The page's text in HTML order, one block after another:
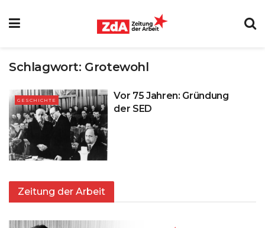
Schlagwort: Grotewohl
GESCHICHTE
Vor 75 Jahren: Gründung
der SED
Zeitung der Arbeit